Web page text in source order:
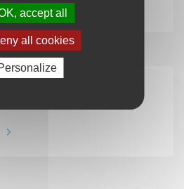
accept all
all cookies